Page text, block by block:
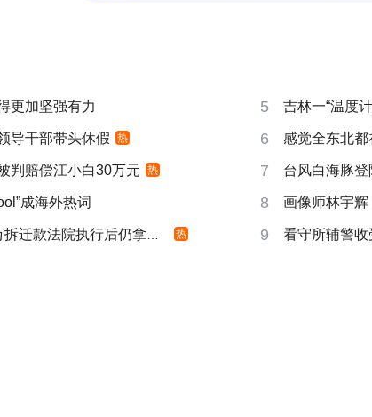
更加坚强有力 5 吉林一“温度
导干部带头休假 热 6 感觉全东北都
判赔偿江小白30万元 热 7 台风白海豚
成海外热词 8 画像师林宇
迁款法院执行后仍拿不到 热 9 看守所辅警